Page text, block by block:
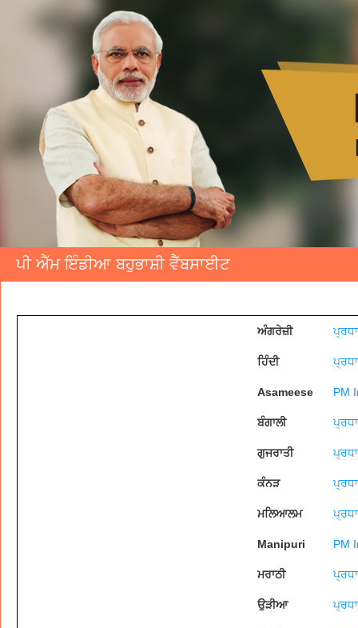
ਪੀ ਐੱਮ ਇੰਡੀਆ ਬਹੁਭਾਸ਼ੀ ਵੈੱਬਸਾਈਟ
ਅੰਗਰੇਜ਼ੀ
ਹਿੰਦੀ
Asameese PM
ਬੰਗਾਲੀ
ਗੁਜਰਾਤੀ
ਕੰਨੜ
ਮਲਿਆਲਮ
Manipuri PM
ਮਰਾਠੀ
ਉੜੀਆ